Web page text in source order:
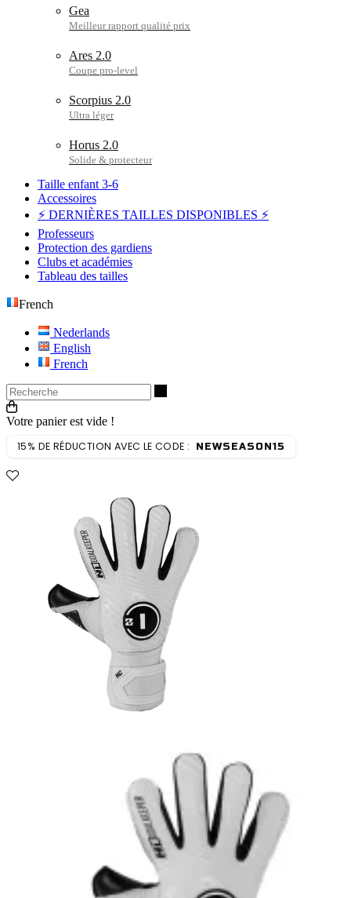
Gea
Ares 2.0
Scorpius 2.0
Horus 2.0
Taille enfant 3-6
Accessoires
⚡ DERNIÈRES TAILLES DISPONIBLES ⚡
Professeurs
Protection des gardiens
Clubs et académies
Tableau des tailles
French
Nederlands
English
French
Votre panier est vide !
15% DE RÉDUCTION AVEC LE CODE :
NEWSEASON15